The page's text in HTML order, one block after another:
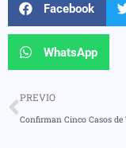
Facebook
WhatsApp
PREVIO